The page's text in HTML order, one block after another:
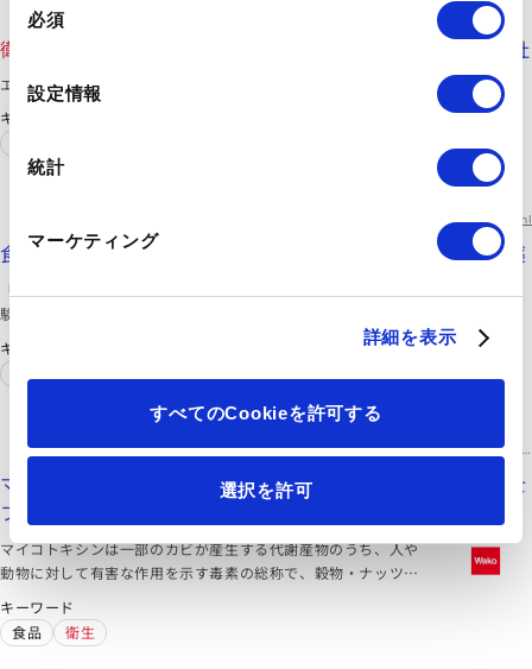
の
選
択
必須
設定情報
統計
マーケティング
詳細を表示
すべてのCookieを許可する
選択を許可
https://www.awi.co.jp/ja/business/medical/hygienic.html
衛生 材料 | 医療事業 | 事業紹介 | エア・ウォーター株式会社
エア・ウォーター株式会社の
キーワード
https://labchem-wako.fujifilm.com/jp/category/analysis/food_safety/index.html
食品 衛生 ・自然毒｜【分析】｜試薬-富士フイルム和光純薬
「食品
験研究用試薬・抗体の製造販売および各種受託サービスを行っ
ています。先端技術の研究から、ライフサイエンス関連、有機
合成用や環境測定用試薬まで、幅広い分野で多種多様なニーズ
に応えています。
キーワード
富士フイルム和光純薬株式会社
https://labchem-wako.fujifilm.com/jp/category/analysis/food_safety/mycotoxin/index.html
マイコトキシン｜食品 衛生・自然毒｜【分析】｜試薬-富士
フイルム和光純薬
マイコトキシンは一部のカビが産生する代謝産物のうち、人や
動物に対して有害な作用を示す毒素の総称で、穀物・ナッツ
では食品について総アフラトキシン(アフラトキシン
B1,B2,G1,G2の総和)、アフラトキシンM1、パツリン、デオキ
キーワード
食品
衛生